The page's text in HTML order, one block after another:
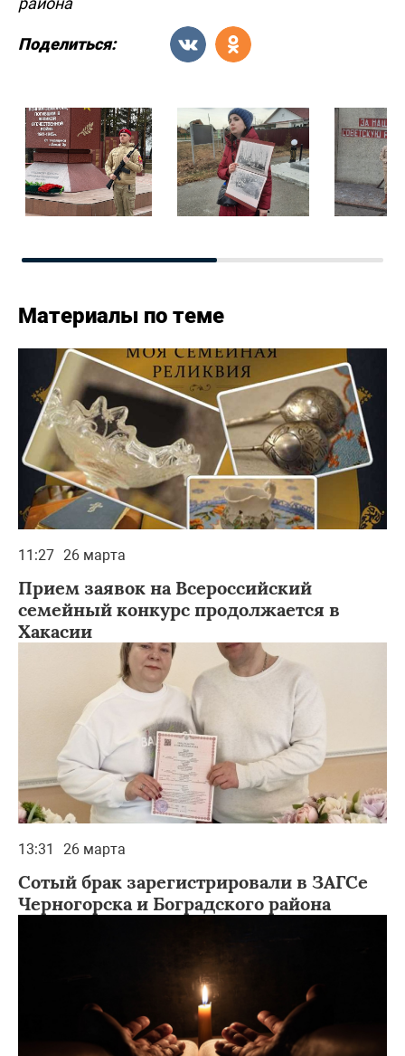
Поделиться:
Материалы по теме
11:27 26 марта
Прием заявок на Всероссийский
семейный конкурс продолжается в
Хакасии
13:31 26 марта
Сотый брак зарегистрировали в ЗАГСе
Черногорска и Боградского района